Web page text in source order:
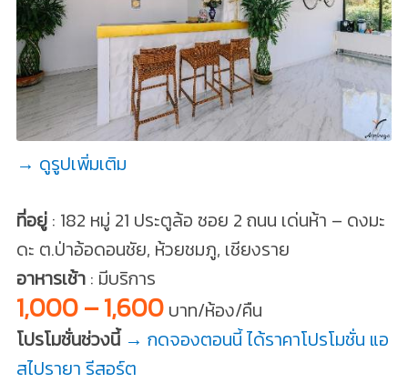
→ ดูรูปเพิ่มเติม
ที่อยู่: 182 หมู่ 21 ประตูล้อ ซอย 2 ถนน เด่นห้า – ดงมะ
ดะ ต.ป่าอ้อดอนชัย, ห้วยชมภู, เชียงราย
อาหารเช้า: มีบริการ
1,000 – 1,600บาท/ห้อง/คืน
โปรโมชั่นช่วงนี้ → กดจองตอนนี้ ได้ราคาโปรโมชั่น แอ
สไปรายา รีสอร์ต